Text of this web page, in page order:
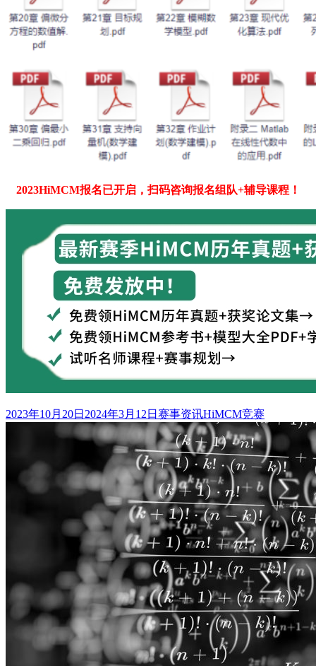
2023HiMCM报名已开启，扫码咨询报名组队+辅导课程！
发
2023年10月20日 2024年3月12日 分
类
赛事资讯标
签
HiMCM竞赛